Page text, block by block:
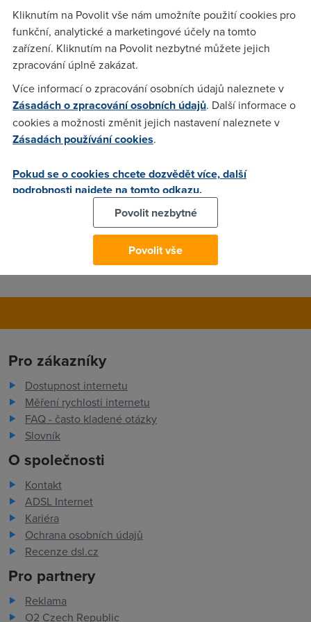
Nargon(20.6.2006 12:37:40)
A copak to pise za problem na tom verejnym trackeru?
Problem s dsl to nebude, kdyz ti privatni fungujou. Tam je
vlastne jen problem s "prihlasenim" k trackeru, ale ty verejny
to prihlaseni ani nechteji. Takze bych rad vedel co ti to
vypisuje za problem. Spise by s verejnymi nemel byt
divny.
(5.9.2006 21:09:21)
celkem nic,jen se nenapoji nebo ztrata pripojeni
atd...newtorrents.info nefunguje
Pro zákazníky
Dostupnost internetu
Měření rychlosti internetu
FAQ - často kladené otázky
Slovník
O společnosti
Kontakt
ADSL Internet
Kariéra
Ochrana osobních údajů
Recenze dsl.cz
Pro partnery
Reklama
O2 Czech Republic
Kliknutím na Povolit vše nám umožníte použití cookies pro
funkční, analytické a marketingové účely na tomto
zařízení. Kliknutím na Povolit nezbytné můžete jejich
zpracování úplně zakázat.
Více informací o zpracování osobních údajů naleznete v
Zásadách o zpracování osobních údajů. Další informace o
cookies a možnosti změnit jejich nastavení naleznete v
Zásadách používání cookies.
Pokud se o cookies chcete dozvědět více, další
podrobnosti najdete na tomto odkazu.
Povolit nezbytné
Povolit vše